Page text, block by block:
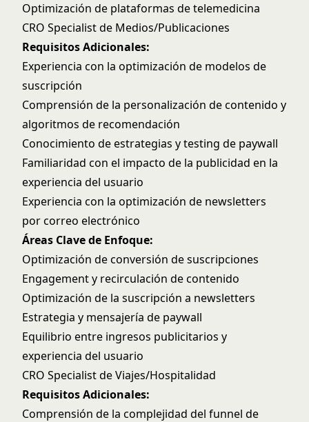
Optimización de plataformas de telemedicina
CRO Specialist de Medios/Publicaciones
Requisitos Adicionales:
Experiencia con la optimización de modelos de
suscripción
Comprensión de la personalización de contenido y
algoritmos de recomendación
Conocimiento de estrategias y testing de paywall
Familiaridad con el impacto de la publicidad en la
experiencia del usuario
Experiencia con la optimización de newsletters
por correo electrónico
Áreas Clave de Enfoque:
Optimización de conversión de suscripciones
Engagement y recirculación de contenido
Optimización de la suscripción a newsletters
Estrategia y mensajería de paywall
Equilibrio entre ingresos publicitarios y
experiencia del usuario
CRO Specialist de Viajes/Hospitalidad
Requisitos Adicionales:
Comprensión de la complejidad del funnel de